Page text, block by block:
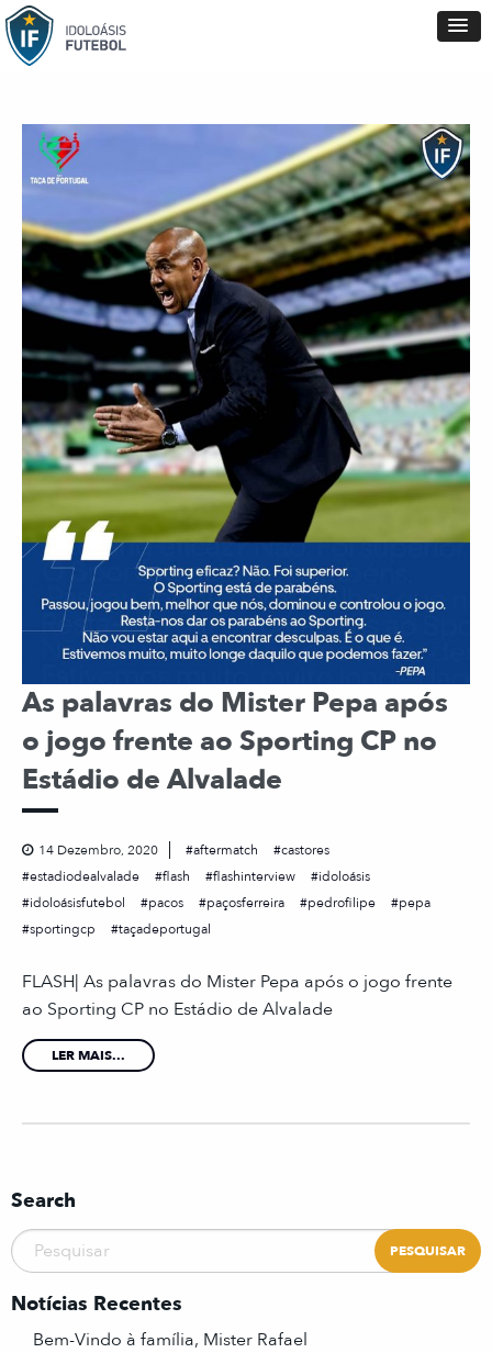
As palavras do Mister Pepa após
o jogo frente ao Sporting CP no
Estádio de Alvalade ⠀
14 Dezembro, 2020 aftermatch
castores
estadiodealvalade
flash flashinterview
idoloásis
idoloásisfutebol
pacos paçosferreira pedrofilipe
pepa
sportingcp
taçadeportugal
FLASH| As palavras do Mister Pepa após o jogo frente
ao Sporting CP no Estádio de Alvalade ⠀
LER MAIS...
Search
Notícias Recentes
Bem-Vindo à família, Mister Rafael